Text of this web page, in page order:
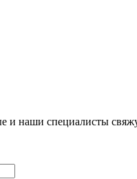
и наши специалисты